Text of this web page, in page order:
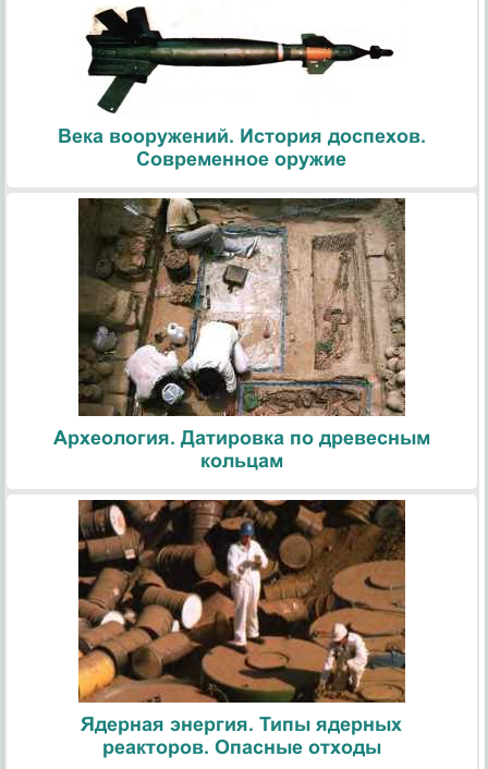
Века вооружений. История доспехов.
Современное оружие
Археология. Датировка по древесным
кольцам
Ядерная энергия. Типы ядерных
реакторов. Опасные отходы